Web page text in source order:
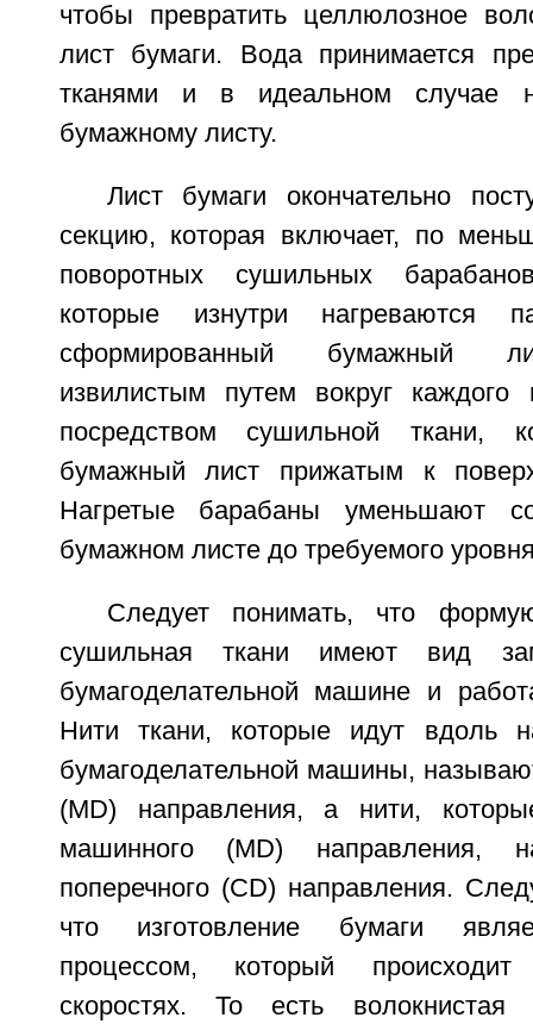
чтобы превратить целлюлозное
лист бумаги. Вода принимается
тканями и в идеальном случае
бумажному листу.
Лист бумаги окончательно
секцию, которая включает, по
поворотных сушильных
которые изнутри нагреваются
сформированный бумажный
извилистым путем вокруг
посредством сушильной ткани,
бумажный лист прижатым к
Нагретые барабаны уменьшают
бумажном листе до требуемого
Следует понимать, что
сушильная ткани имеют вид
бумагоделательной машине и
Нити ткани, которые идут вдоль
бумагоделательной машины,
(MD) направления, а нити,
машинного (MD) направления,
поперечного (CD) направления.
что изготовление бумаги
процессом, который
скоростях. То есть волокнистая